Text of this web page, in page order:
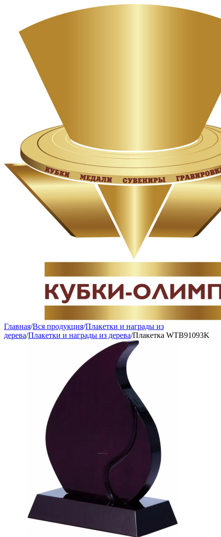
Главная/Вся продукция/Плакетки и награды из
дерева/Плакетки и награды из дерева/Плакетка WTB91093K